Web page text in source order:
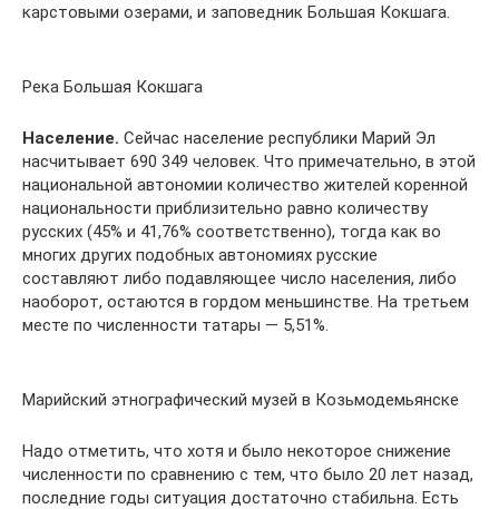
карстовыми озерами, и заповедник Большая Кокшага.
Река Большая Кокшага
Население. Сейчас население республики Марий Эл
насчитывает 690 349 человек. Что примечательно, в этой
национальной автономии количество жителей коренной
национальности приблизительно равно количеству
русских (45% и 41,76% соответственно), тогда как во
многих других подобных автономиях русские
составляют либо подавляющее число населения, либо
наоборот, остаются в гордом меньшинстве. На третьем
месте по численности татары — 5,51%.
Марийский этнографический музей в Козьмодемьянске
Надо отметить, что хотя и было некоторое снижение
численности по сравнению с тем, что было 20 лет назад,
последние годы ситуация достаточно стабильна. Есть